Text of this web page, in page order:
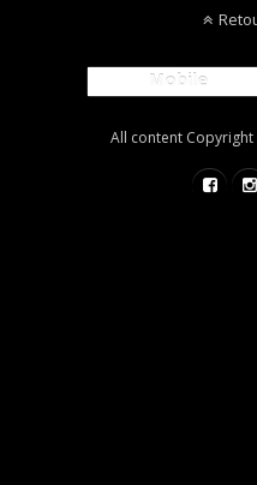
Mobile
All content